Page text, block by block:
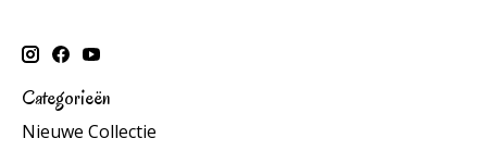
Categorieën
Nieuwe Collectie